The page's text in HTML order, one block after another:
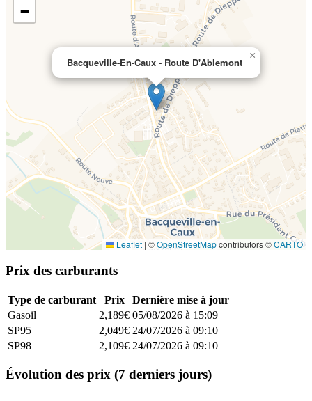
Bacqueville-En-Caux - Route D'Ablemont
×
−
Leaflet | ©OpenStreetMapcontributors ©CARTO
Prix des carburants
Type de carburant Prix
Dernière mise à jour
Gasoil
2,189€ 05/08/2026 à 15:09
SP95
2,049€ 24/07/2026 à 09:10
SP98
2,109€ 24/07/2026 à 09:10
Évolution des prix (7 derniers jours)